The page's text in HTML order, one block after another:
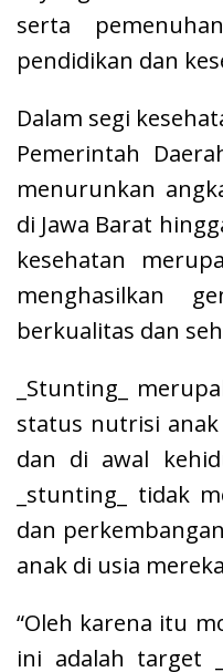
serta
pendidikan dan
Dalam segi
Pemerintah
menurunkan
di Jawa Barat
kesehatan
menghasilkan
berkualitas dan
_Stunting_
status nutrisi anak
dan di awal
_stunting_ tidak
dan
anak di usia
“Oleh karena itu
ini adalah target